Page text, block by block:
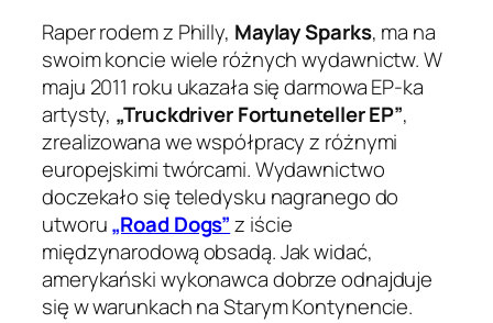
Raper rodem z Philly, Maylay Sparks, ma na
swoim koncie wiele różnych wydawnictw. W
maju 2011 roku ukazała się darmowa EP-ka
artysty, „Truckdriver Fortuneteller EP”,
zrealizowana we współpracy z różnymi
europejskimi twórcami. Wydawnictwo
doczekało się teledysku nagranego do
utworu„Road Dogs”z iście
międzynarodową obsadą. Jak widać,
amerykański wykonawca dobrze odnajduje
się w warunkach na Starym Kontynencie.